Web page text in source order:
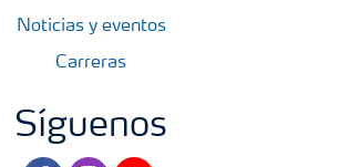
Noticias y eventos
Carreras
Síguenos